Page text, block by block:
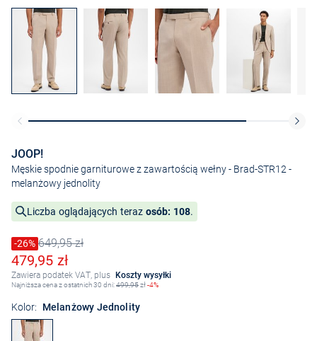
JOOP!
Męskie spodnie garniturowe z zawartością wełny - Brad-STR12-
melanżowy jednolity
Liczba oglądających teraz osób: 108.
Cena obniżona o
-26%
Stara cena649,95 zł
Obniżona cena
479,95 zł
Zawiera podatek VAT, plus Koszty wysyłki
Najniższa cena z ostatnich 30 dni:499,95zł-4%
Kolor: Melanżowy Jednolity